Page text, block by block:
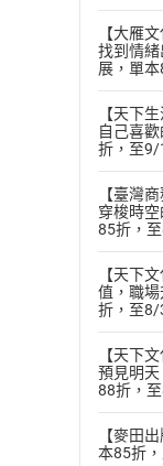
【大雁
找到情
展，單
【天下
自己喜
折，至9/
【臺灣
穿梭時
85折，
【天下
值，職
折，至8/
【天下
預見明
88折，
【麥田
本85折